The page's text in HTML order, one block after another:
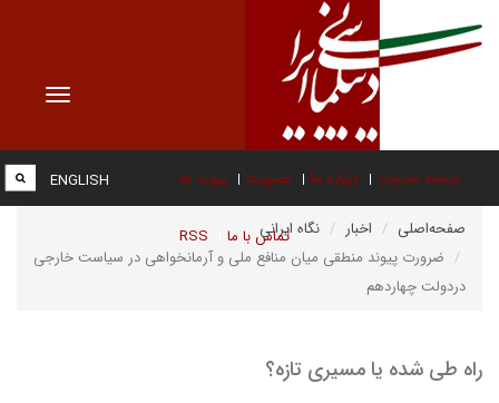
Toggle
صفحه نخست درباره ما عضویت پیوند ها
تماس با ما RSS
ENGLISH
صفحه‌اصلی اخبار
نگاه ایرانی
ضرورت پیوند منطقی میان منافع ملی و آرمانخواهی در سیاست خارجی
دردولت چهاردهم
راه طی شده یا مسیری تازه؟